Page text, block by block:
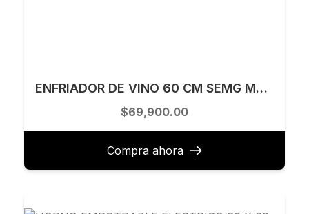
ENFRIADOR DE VINO 60 CM SEMG MODELO CVIU621NR1
$69,900.00
Compra ahora